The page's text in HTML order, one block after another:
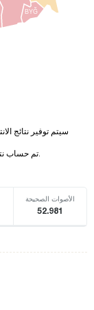
BYĞ
* تم حساب نتائج الانتخابات التركية بما في ذلك مراكز الاقتراع خارج تركيا.
الأصوات الصحيحة
52.981